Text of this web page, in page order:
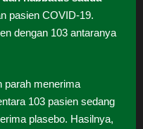
pasien COVID-19.
dengan 103 antaranya
parah menerima
103 pasien sedang
plasebo. Hasilnya,